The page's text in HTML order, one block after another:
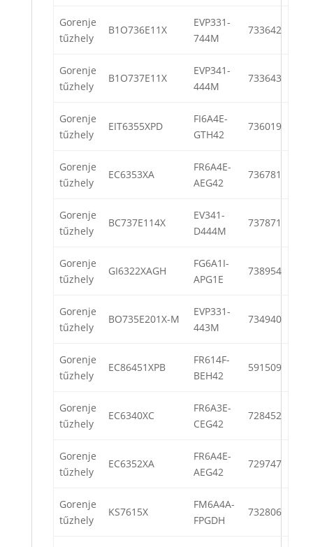
Gorenje
tűzhely
B1O736E11X
EVP331-
744M
733642
Gorenje
tűzhely
B1O737E11X
EVP341-
444M
733643
Gorenje
tűzhely
EIT6355XPD
FI6A4E-
GTH42
736019
Gorenje
tűzhely
EC6353XA
FR6A4E-
AEG42
736781
Gorenje
tűzhely
BC737E114X
EV341-
D444M
737871
Gorenje
tűzhely
GI6322XAGH
FG6A1I-
APG1E
738954
Gorenje
tűzhely
BO735E201X-M
EVP331-
443M
734940
Gorenje
tűzhely
EC86451XPB
FR614F-
BEH42
591509
Gorenje
tűzhely
EC6340XC
FR6A3E-
CEG42
728452
Gorenje
tűzhely
EC6352XA
FR6A4E-
AEG42
729747
Gorenje
tűzhely
KS7615X
FM6A4A-
FPGDH
732806